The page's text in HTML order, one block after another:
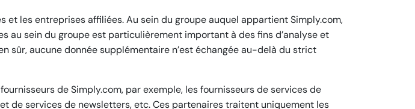
les entreprises affiliées. Au sein du groupe auquel appartient Simply.com,
au sein du groupe est particulièrement important à des fins d’analyse et
sûr, aucune donnée supplémentaire n’est échangée au-delà du strict
de Simply.com, par exemple, les fournisseurs de services de
de services de newsletters, etc. Ces partenaires traitent uniquement les